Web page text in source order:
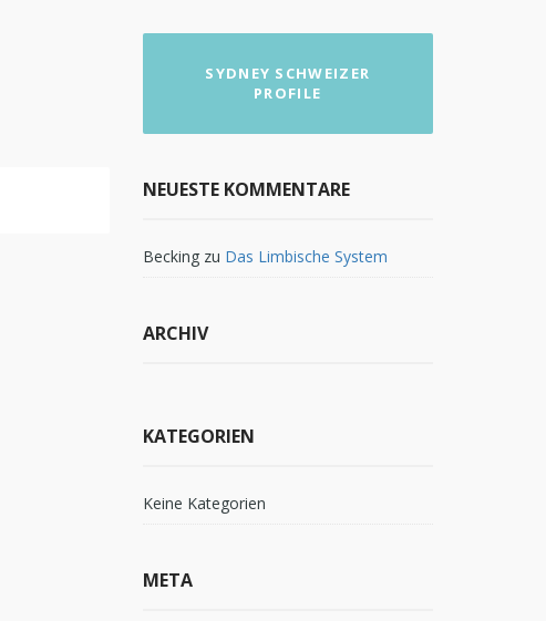
SYDNEY SCHWEIZER
PROFILE
NEUESTE KOMMENTARE
Beckingzu Das Limbische System
ARCHIV
KATEGORIEN
Keine Kategorien
META